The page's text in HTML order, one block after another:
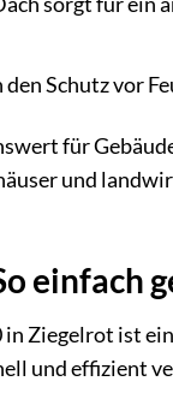
den Schutz vor
für
und
einfach
Ziegelrot ist
und effizient